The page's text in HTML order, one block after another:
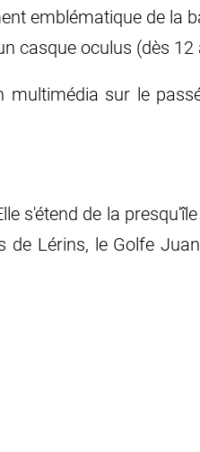
emblématique de la
casque oculus (dès
sur le
s'étend de la
de Lérins, le Golfe